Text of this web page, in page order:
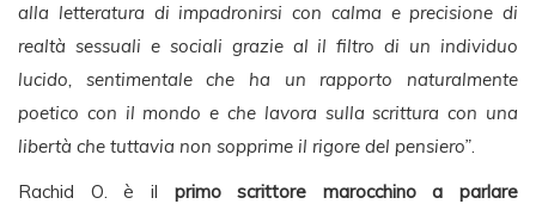
alla letteratura di impadronirsi con calma e precisione di
realtà sessuali e sociali grazie al il filtro di un individuo
lucido, sentimentale che ha un rapporto naturalmente
poetico con il mondo e che lavora sulla scrittura con una
libertà che tuttavia non sopprime il rigore del pensiero”.
Rachid O. è il primo scrittore marocchino a parlare